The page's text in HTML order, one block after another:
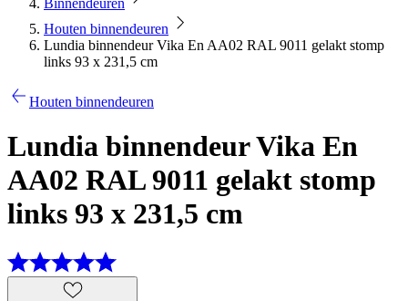
Binnendeuren
Houten binnendeuren
Lundia binnendeur Vika En AA02 RAL 9011 gelakt stomp
links 93 x 231,5 cm
Houten binnendeuren
Lundia binnendeur Vika En
AA02 RAL 9011 gelakt stomp
links 93 x 231,5 cm